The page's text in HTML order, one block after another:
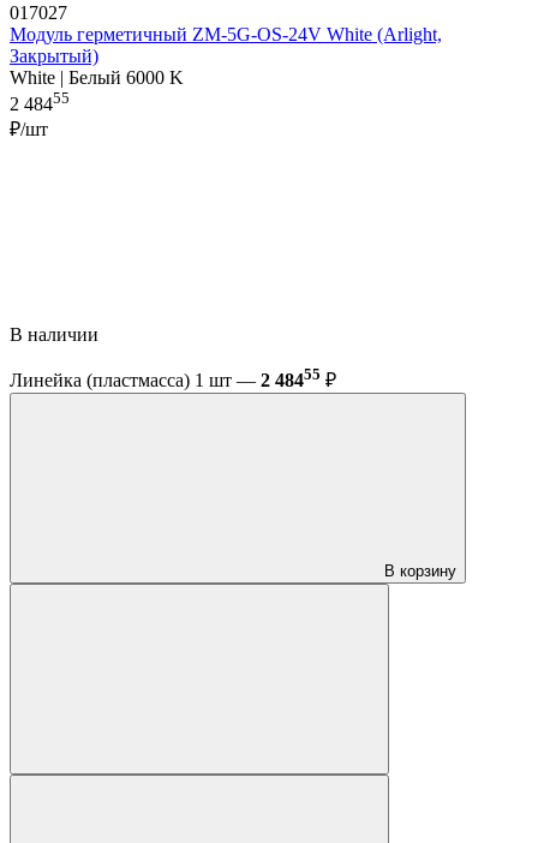
017027
Модуль герметичный ZM-5G-OS-24V White (Arlight,
Закрытый)
White | Белый 6000 K
2 48455
₽/шт
В наличии
Линейка (пластмасса) 1 шт — 2 48455 ₽
В корзину